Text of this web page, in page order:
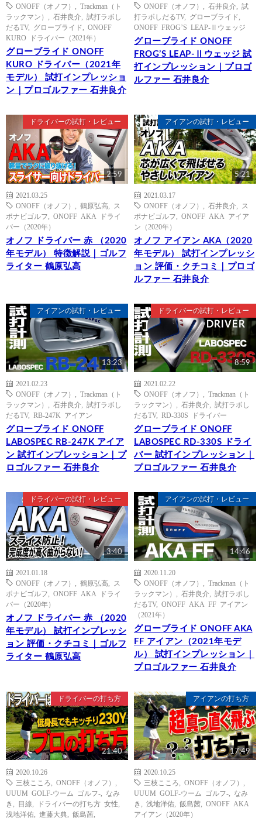
ONOFF（オノフ）
Trackman（ト
ラックマン）
石井良介
試打ラボし
だるTV, グローブライド
ONOFF
KURO ドライバー（2021年）
グローブライド ONOFF
KURO ドライバー（2021年
モデル） 試打インプレッショ
ン｜プロゴルファー 石井良介
ONOFF（オノフ）
石井良介
試
打ラボしだるTV, グローブライド
ONOFF FROG’S LEAP-Ⅱウェッジ
グローブライド ONOFF
FROG’S LEAP-Ⅱウェッジ 試
打インプレッション｜プロゴ
ルファー 石井良介
ドライバーの試打・レビュー
2:59
2021.03.25
ONOFF（オノフ）
鶴原弘高
ス
ポナビゴルフ
ONOFF AKA ドライ
バー（2020年）
オノフ ドライバー 赤 （2020
年モデル） 特徴解説｜ゴルフ
ライター 鶴原弘高
アイアンの試打・レビュー
5:21
2021.03.17
ONOFF（オノフ）
石井良介
ス
ポナビゴルフ
ONOFF AKA アイア
ン（2020年）
オノフ アイアン AKA（2020
年モデル） 試打インプレッシ
ョン 評価・クチコミ｜プロゴ
ルファー 石井良介
アイアンの試打・レビュー
13:23
2021.02.23
ONOFF（オノフ）
Trackman（ト
ラックマン）
石井良介
試打ラボし
だるTV, RB-247K アイアン
グローブライド ONOFF
LABOSPEC RB-247K アイア
ン 試打インプレッション｜プ
ロゴルファー 石井良介
ドライバーの試打・レビュー
8:59
2021.02.22
ONOFF（オノフ）
Trackman（ト
ラックマン）
石井良介
試打ラボし
だるTV, RD-330S ドライバー
グローブライド ONOFF
LABOSPEC RD-330S ドライ
バー 試打インプレッション｜
プロゴルファー 石井良介
ドライバーの試打・レビュー
3:40
2021.01.18
ONOFF（オノフ）
鶴原弘高
ス
ポナビゴルフ
ONOFF AKA ドライ
バー（2020年）
オノフ ドライバー 赤 （2020
年モデル） 試打インプレッシ
ョン 評価・クチコミ｜ゴルフ
ライター 鶴原弘高
アイアンの試打・レビュー
14:46
2020.11.20
ONOFF（オノフ）
Trackman（ト
ラックマン）
石井良介
試打ラボし
だるTV, ONOFF AKA FF アイアン
（2021年）
グローブライド ONOFF AKA
FF アイアン（2021年モデ
ル） 試打インプレッション｜
プロゴルファー 石井良介
ドライバーの打ち方
21:40
2020.10.26
三枝こころ
ONOFF（オノフ）
UUUM GOLF-ウーム ゴルフ-
なみ
き
目線 ドライバーの打ち方 女性
浅地洋佑
進藤大典 飯島茜
アイアンの打ち方
17:49
2020.10.25
三枝こころ
ONOFF（オノフ）
UUUM GOLF-ウーム ゴルフ-
なみ
き
浅地洋佑 飯島茜
ONOFF AKA
アイアン（2020年）